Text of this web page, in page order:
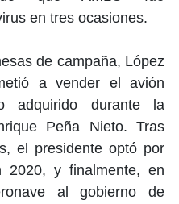
en tres ocasiones.
de campaña, López
a vender el avión
adquirido durante la
Peña Nieto. Tras
el presidente optó por
2020, y finalmente, en
al gobierno de